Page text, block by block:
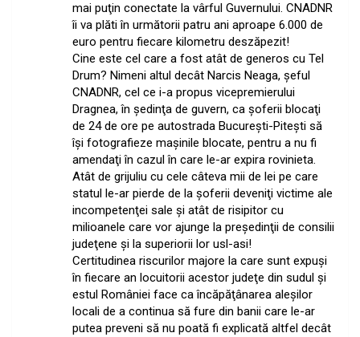
mai puţin conectate la vârful Guvernului. CNADNR
îi va plăti în următorii patru ani aproape 6.000 de
euro pentru fiecare kilometru deszăpezit!
Cine este cel care a fost atât de generos cu Tel
Drum? Nimeni altul decât Narcis Neaga, şeful
CNADNR, cel ce i-a propus vicepremierului
Dragnea, în şedinţa de guvern, ca şoferii blocaţi
de 24 de ore pe autostrada Bucureşti-Piteşti să
îşi fotografieze maşinile blocate, pentru a nu fi
amendaţi în cazul în care le-ar expira rovinieta.
Atât de grijuliu cu cele câteva mii de lei pe care
statul le-ar pierde de la şoferii deveniţi victime ale
incompetenţei sale şi atât de risipitor cu
milioanele care vor ajunge la preşedinţii de consilii
judeţene şi la superiorii lor usl-asi!
Certitudinea riscurilor majore la care sunt expuşi
în fiecare an locuitorii acestor judeţe din sudul şi
estul României face ca încăpăţânarea aleşilor
locali de a continua să fure din banii care le-ar
putea preveni să nu poată fi explicată altfel decât